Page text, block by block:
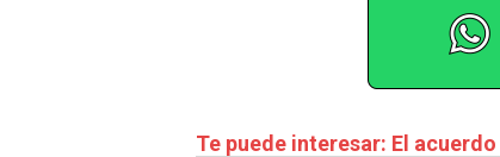
Te puede interesar: El